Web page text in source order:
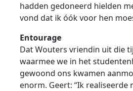
hadden gedoneerd hielden
vond dat ik óók voor hen
Entourage
Dat Wouters vriendin uit die
waarmee we in het
gewoond ons kwamen
enorm. Geert: “Ik realiseerde